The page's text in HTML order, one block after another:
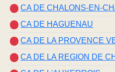
CA DE CHALONS-EN-
CA DE HAGUENAU
CA DE LA PROVENCE
CA DE LA REGION DE